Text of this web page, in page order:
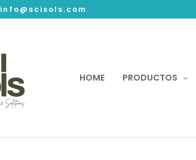
info@scisols.com
HOME PRODUCTOS